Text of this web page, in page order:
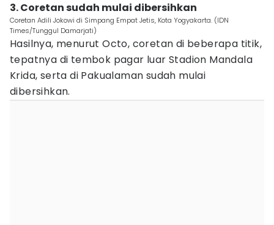
3. Coretan sudah mulai dibersihkan
Coretan Adili Jokowi di Simpang Empat Jetis, Kota Yogyakarta. (IDN
Times/Tunggul Damarjati)
Hasilnya, menurut Octo, coretan di beberapa titik,
tepatnya di tembok pagar luar Stadion Mandala
Krida, serta di Pakualaman sudah mulai
dibersihkan.